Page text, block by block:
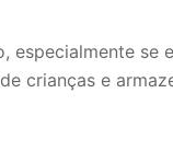
se
crianças e